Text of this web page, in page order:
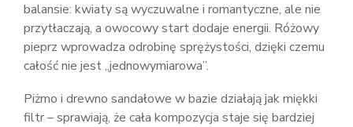
balansie: kwiaty są wyczuwalne i romantyczne, ale nie
przytłaczają, a owocowy start dodaje energii. Różowy
pieprz wprowadza odrobinę sprężystości, dzięki czemu
całość nie jest „jednowymiarowa”.
Piżmo i drewno sandałowe w bazie działają jak miękki
filtr – sprawiają, że cała kompozycja staje się bardziej